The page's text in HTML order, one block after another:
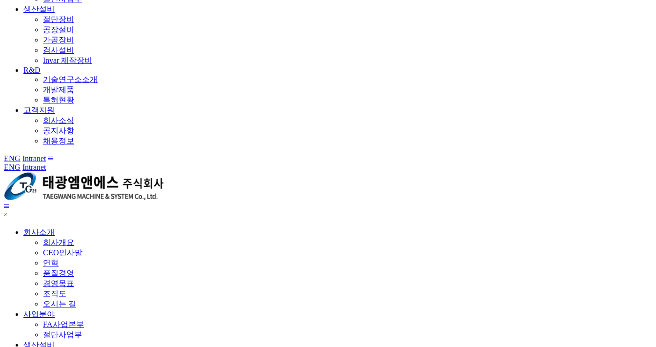
생산설비
절단장비
공장설비
가공장비
검사설비
Invar 제작장비
R&D
기술연구소소개
개발제품
특허현황
고객지원
회사소식
공지사항
채용정보
ENG Intranet
전
메
뉴
ENG Intranet
메
닫
회사소개
회사개요
CEO인사말
연혁
품질경영
경영목표
조직도
오시는 길
사업분야
FA사업본부
절단사업부
생산설비